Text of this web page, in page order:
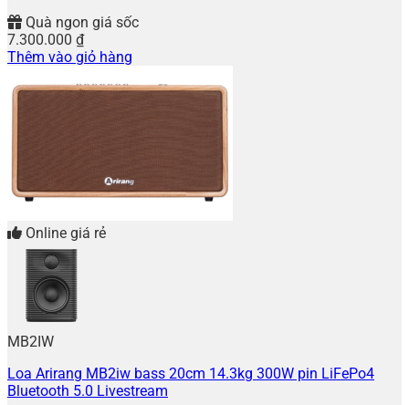
Quà ngon giá sốc
7.300.000 ₫
Thêm vào giỏ hàng
Online giá rẻ
MB2IW
Loa Arirang MB2iw bass 20cm 14.3kg 300W pin LiFePo4
Bluetooth 5.0 Livestream